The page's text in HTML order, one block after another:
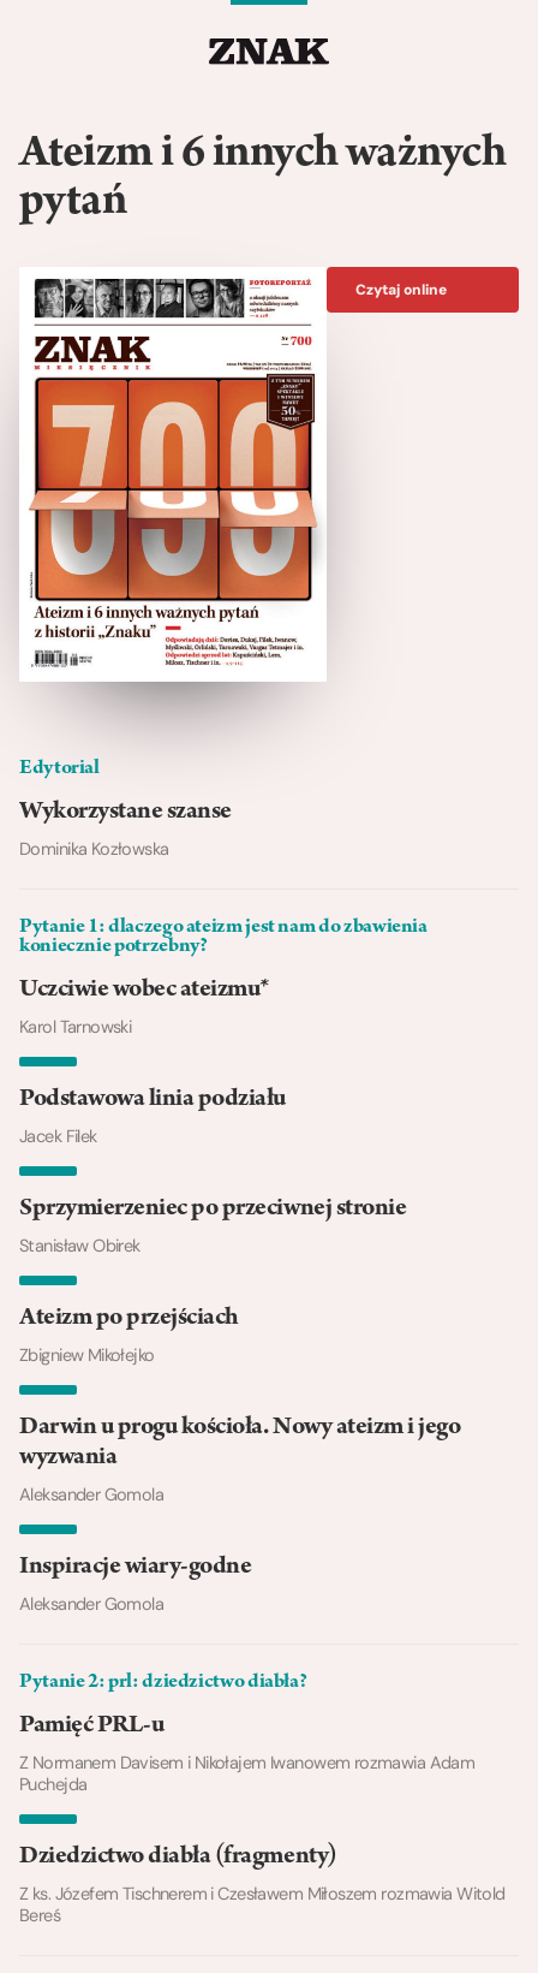
Ateizm i 6 innych ważnych
pytań
Edytorial
Wykorzystane szanse
Dominika Kozłowska
Pytanie 1: dlaczego ateizm jest nam do zbawienia
koniecznie potrzebny?
Uczciwie wobec ateizmu*
Karol Tarnowski
Podstawowa linia podziału
Jacek Filek
Sprzymierzeniec po przeciwnej stronie
Stanisław Obirek
Ateizm po przejściach
Zbigniew Mikołejko
Darwin u progu kościoła. Nowy ateizm i jego
wyzwania
Aleksander Gomola
Inspiracje wiary-godne
Aleksander Gomola
Pytanie 2: prl: dziedzictwo diabła?
Pamięć PRL-u
Z Normanem Davisem i Nikołajem Iwanowem rozmawia Adam
Puchejda
Dziedzictwo diabła (fragmenty)
Z ks. Józefem Tischnerem i Czesławem Miłoszem rozmawia Witold
Bereś
Czytaj online